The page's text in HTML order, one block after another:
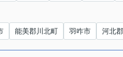
能美郡川北町 羽咋市 河北